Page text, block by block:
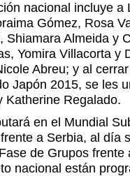
nacional incluye a
Gómez, Rosa
Shiamara Almeida y
Yomira Villacorta y
Abreu; y al
Japón 2015, se les
Katherine Regalado.
en el Mundial
a Serbia, al día
de Grupos frente
nacional están